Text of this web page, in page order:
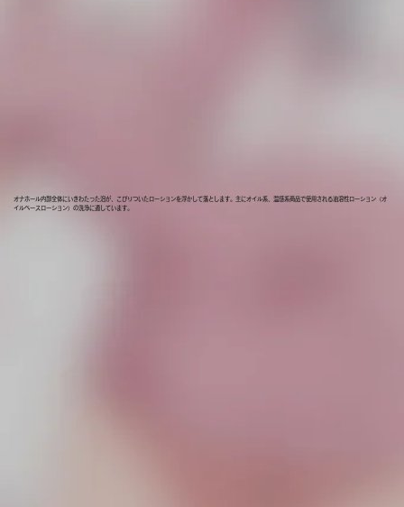
オナホール内部全体にいきわたった泡が、こびりついたローションを浮かして落とします。主にオイル系、温感系商品で使用される油溶性ローション（オ
イルベースローション）の洗浄に適しています。